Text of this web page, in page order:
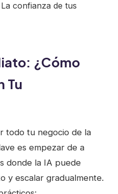
confianza de tus
¿Cómo
Tu
todo tu negocio de la
es empezar de a
donde la IA puede
y escalar gradualmente.